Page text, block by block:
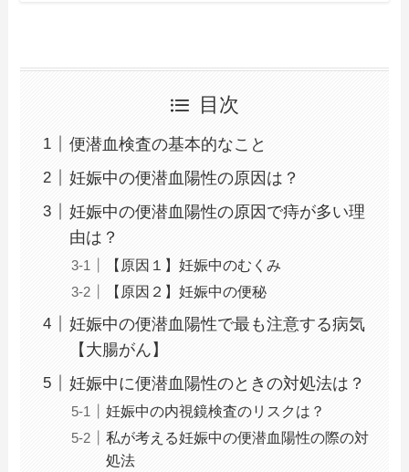
目次
便潜血検査の基本的なこと
妊娠中の便潜血陽性の原因は？
妊娠中の便潜血陽性の原因で痔が多い理
由は？
【原因１】妊娠中のむくみ
【原因２】妊娠中の便秘
妊娠中の便潜血陽性で最も注意する病気
【大腸がん】
妊娠中に便潜血陽性のときの対処法は？
妊娠中の内視鏡検査のリスクは？
私が考える妊娠中の便潜血陽性の際の対
処法